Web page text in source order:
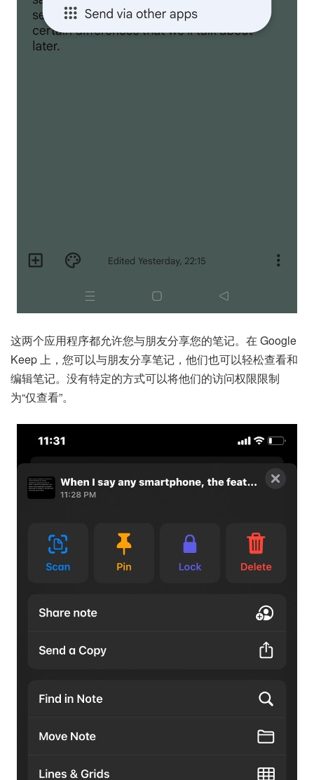
这两个应用程序都允许您与朋友分享您的笔记。在 Google
Keep 上，您可以与朋友分享笔记，他们也可以轻松查看和
编辑笔记。没有特定的方式可以将他们的访问权限限制
为“仅查看”。